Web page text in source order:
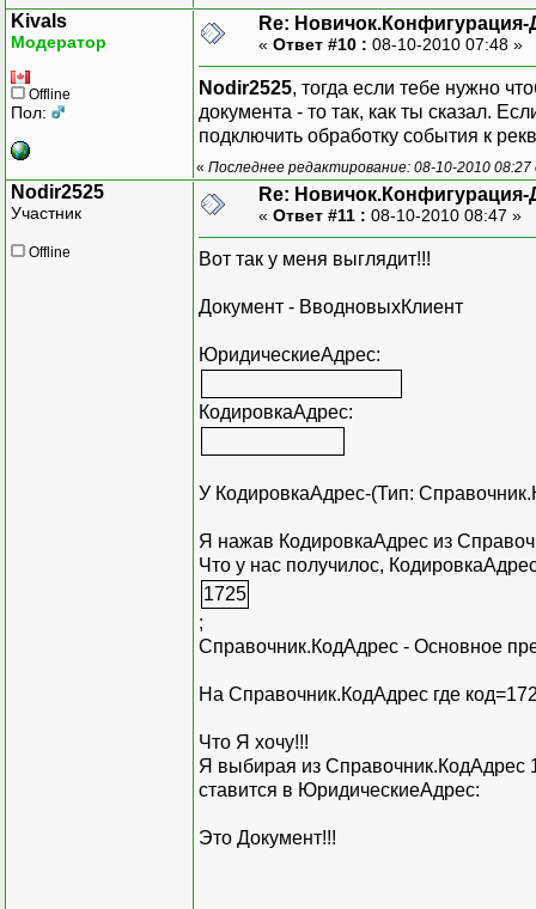
Kivals
Модератор
Offline
Пол:
Re:
« Ответ #10 : 08-10-2010 07:48 »
Nodir2525, тогда если тебе нужно
документа - то так, как ты сказал.
подключить обработку события к
« Последнее редактирование: 08-10-2010
Nodir2525
Участник
Offline
Re:
« Ответ #11 : 08-10-2010 08:47 »
Вот так у меня выглядит!!!
Документ - ВводновыхКлиент
ЮридическиеАдрес:
КодировкаАдрес:
У КодировкаАдрес-(Тип:
Я нажав КодировкаАдрес из
Что у нас получилос,
1725
;
Справочник.КодАдрес - Основное
На Справочник.КодАдрес где
Что Я хочу!!!
Я выбирая из Справочник.КодАдрес
ставится в ЮридическиеАдрес:
Это Документ!!!